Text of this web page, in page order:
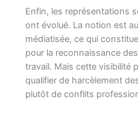
Enfin, les représentations
ont évolué. La notion est
médiatisée, ce qui
pour la reconnaissance
travail. Mais cette visibilité
qualifier de harcèlement
plutôt de conflits